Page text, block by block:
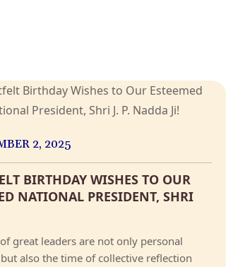
2, 2025
BIRTHDAY WISHES TO OUR
NATIONAL PRESIDENT, SHRI
great leaders are not only personal
also the time of collective reflection